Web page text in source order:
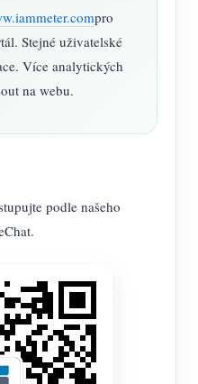
pro
Stejné uživatelské
Více analytických
na webu.
podle našeho